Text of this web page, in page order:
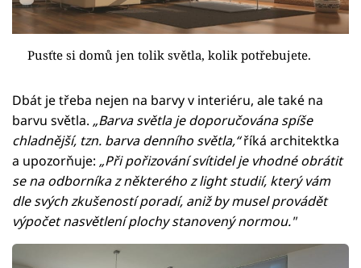
Pusťte si domů jen tolik světla, kolik potřebujete.
Dbát je třeba nejen na barvy v interiéru, ale také na
barvu světla. „Barva světla je doporučována spíše
chladnější, tzn. barva denního světla,“říká architektka
a upozorňuje: „Při pořizování svítidel je vhodné obrátit
se na odborníka z některého z light studií, který vám
dle svých zkušeností poradí, aniž by musel provádět
výpočet nasvětlení plochy stanovený normou."